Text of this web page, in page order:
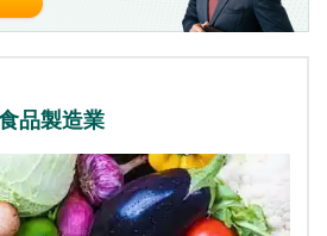
品製造業